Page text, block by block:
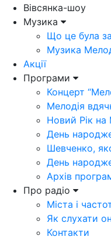
Вівсянка-шоу
Музика
Що це була
Музика
Акції
Програми
Концерт
Мелодія
Новий Рік на
День
Шевченко,
День
Архів
Про радіо
Міста і
Як слухати
Контакти